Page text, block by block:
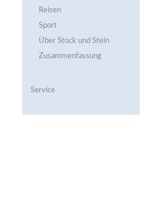
Reisen
Sport
Über Stock und Stein
Zusammenfassung
Service